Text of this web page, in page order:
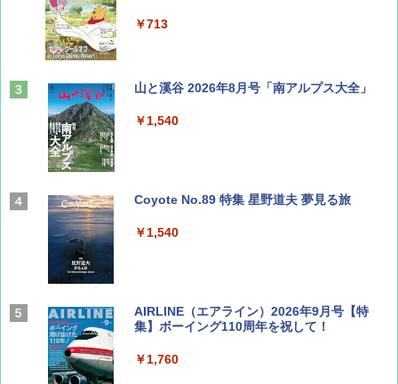
￥713
山と溪谷 2026年8月号「南アルプス大全」
￥1,540
Coyote No.89 特集 星野道夫 夢見る旅
￥1,540
AIRLINE（エアライン）2026年9月号【特
集】ボーイング110周年を祝して！
￥1,760